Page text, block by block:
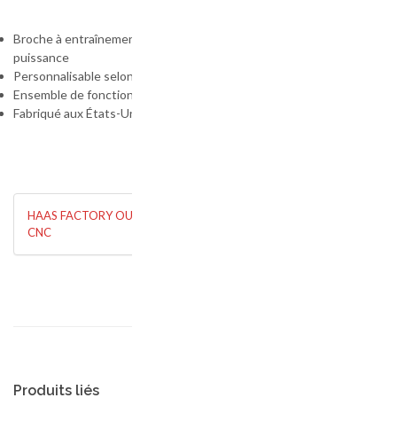
Broche à entraînement direct, haute
puissance
Personnalisable selon vos besoins
Ensemble de fonctions améliorées standard
Fabriqué aux États-Unis
HAAS FACTORY OUTLET - PERFORMER
CNC
Produits liés